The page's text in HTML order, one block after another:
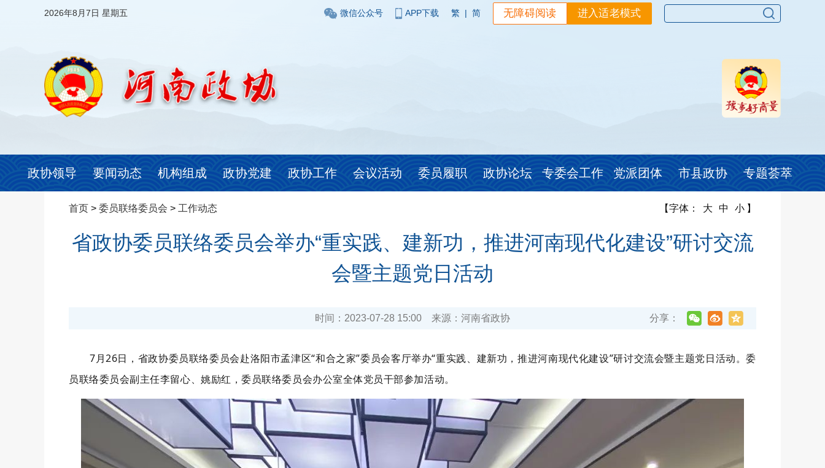
2026年8月7日 星期五 微信公众号 APP下载 繁 | 简 进入适老模式
无障碍阅读
政协领导 要闻动态 机构组成 政协党建 政协工作 会议活动 委员履职 政协论坛 专委会工作 党派团体 市县政协 专题荟萃
首页 > 委员联络委员会 > 工作动态 【字体： 大 中 小 】
省政协委员联络委员会举办“重实践、建新功，推进河南现代化建设”研讨交流
会暨主题党日活动
时间： 2023-07-28 15:00 来源： 河南省政协 分享：
7月26日，省政协委员联络委员会赴洛阳市孟津区“和合之家”委员会客厅举办“重实践、建新功，推进河南现代化建设”研讨交流会暨主题党日活动。委
员联络委员会副主任李留心、姚励红，委员联络委员会办公室全体党员干部参加活动。